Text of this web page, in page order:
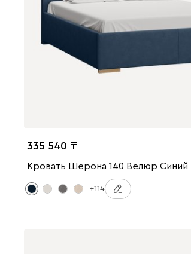
335 540
Кровать Шерона 140 Велюр Синий
+114